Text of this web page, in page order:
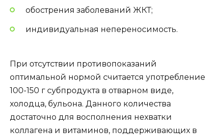
обострения заболеваний ЖКТ;
индивидуальная непереносимость.
При отсутствии противопоказаний
оптимальной нормой считается употребление
100-150 г субпродукта в отварном виде,
холодца, бульона. Данного количества
достаточно для восполнения нехватки
коллагена и витаминов, поддерживающих в